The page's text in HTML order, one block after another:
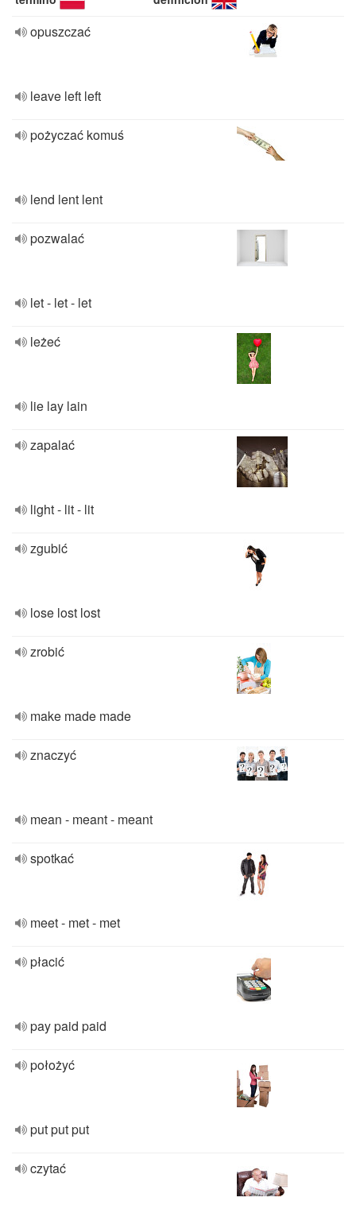
opuszczać
leave left left
pożyczać komuś
lend lent lent
pozwalać
let - let - let
leżeć
lie lay lain
zapalać
light - lit - lit
zgubić
lose lost lost
zrobić
make made made
znaczyć
mean - meant - meant
spotkać
meet - met - met
płacić
pay paid paid
położyć
put put put
czytać